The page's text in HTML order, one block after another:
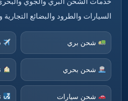
السيارات والطرود والبضائع
شحن بري
شحن بحري
شحن سيارات